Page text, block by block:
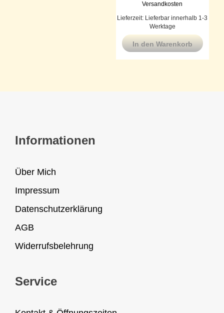
Versandkosten
Lieferzeit:
Lieferbar innerhalb 1-3
Werktage
In den Warenkorb
Informationen
Über Mich
Impressum
Datenschutzerklärung
AGB
Widerrufsbelehrung
Service